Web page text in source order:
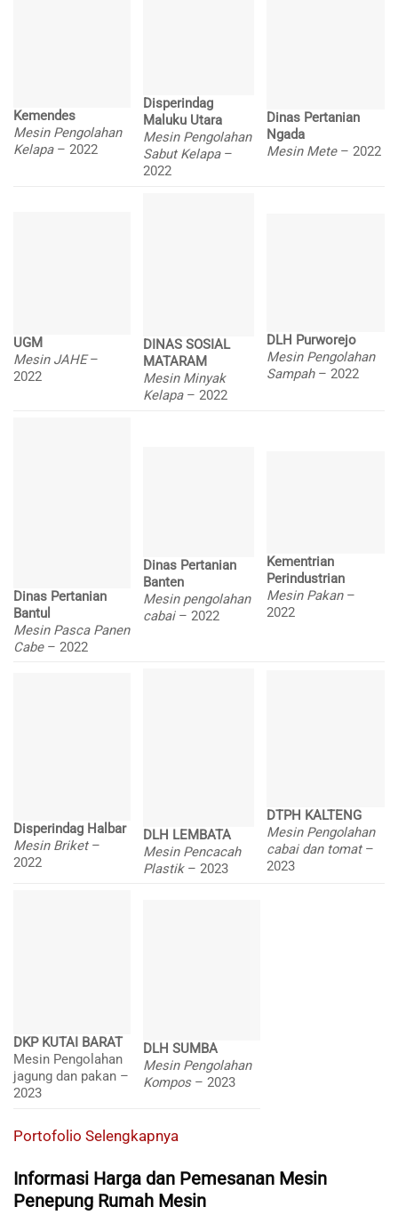
Kemendes
Mesin Pengolahan
Kelapa – 2022
Disperindag
Maluku Utara
Mesin Pengolahan
Sabut Kelapa –
2022
Dinas Pertanian
Ngada
Mesin Mete – 2022
UGM
Mesin JAHE–
2022
DINAS SOSIAL
MATARAM
Mesin Minyak
Kelapa – 2022
DLH Purworejo
Mesin Pengolahan
Sampah – 2022
Dinas Pertanian
Bantul
Mesin Pasca Panen
Cabe – 2022
Dinas Pertanian
Banten
Mesin pengolahan
cabai – 2022
Kementrian
Perindustrian
Mesin Pakan –
2022
Disperindag Halbar
Mesin Briket –
2022
DLH LEMBATA
Mesin Pencacah
Plastik – 2023
DTPH KALTENG
Mesin Pengolahan
cabai dan tomat –
2023
DKP KUTAI BARAT
Mesin Pengolahan
jagung dan pakan –
2023
DLH SUMBA
Mesin Pengolahan
Kompos – 2023
Portofolio Selengkapnya
Informasi Harga dan Pemesanan Mesin
Penepung Rumah Mesin